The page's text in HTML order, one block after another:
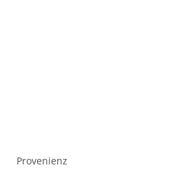
Provenienz